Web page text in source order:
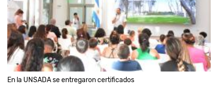
En la UNSADA se entregaron certificados